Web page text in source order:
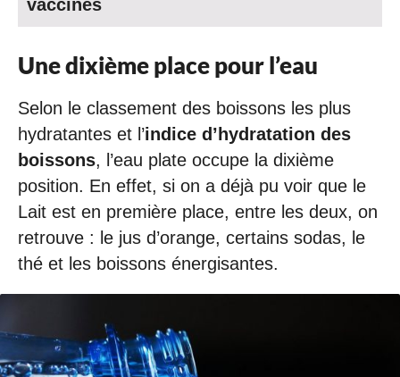
vaccinés
Une dixième place pour l’eau
Selon le classement des boissons les plus
hydratantes et l’indice d’hydratation des
boissons, l’eau plate occupe la dixième
position. En effet, si on a déjà pu voir que le
Lait est en première place, entre les deux, on
retrouve : le jus d’orange, certains sodas, le
thé et les boissons énergisantes.